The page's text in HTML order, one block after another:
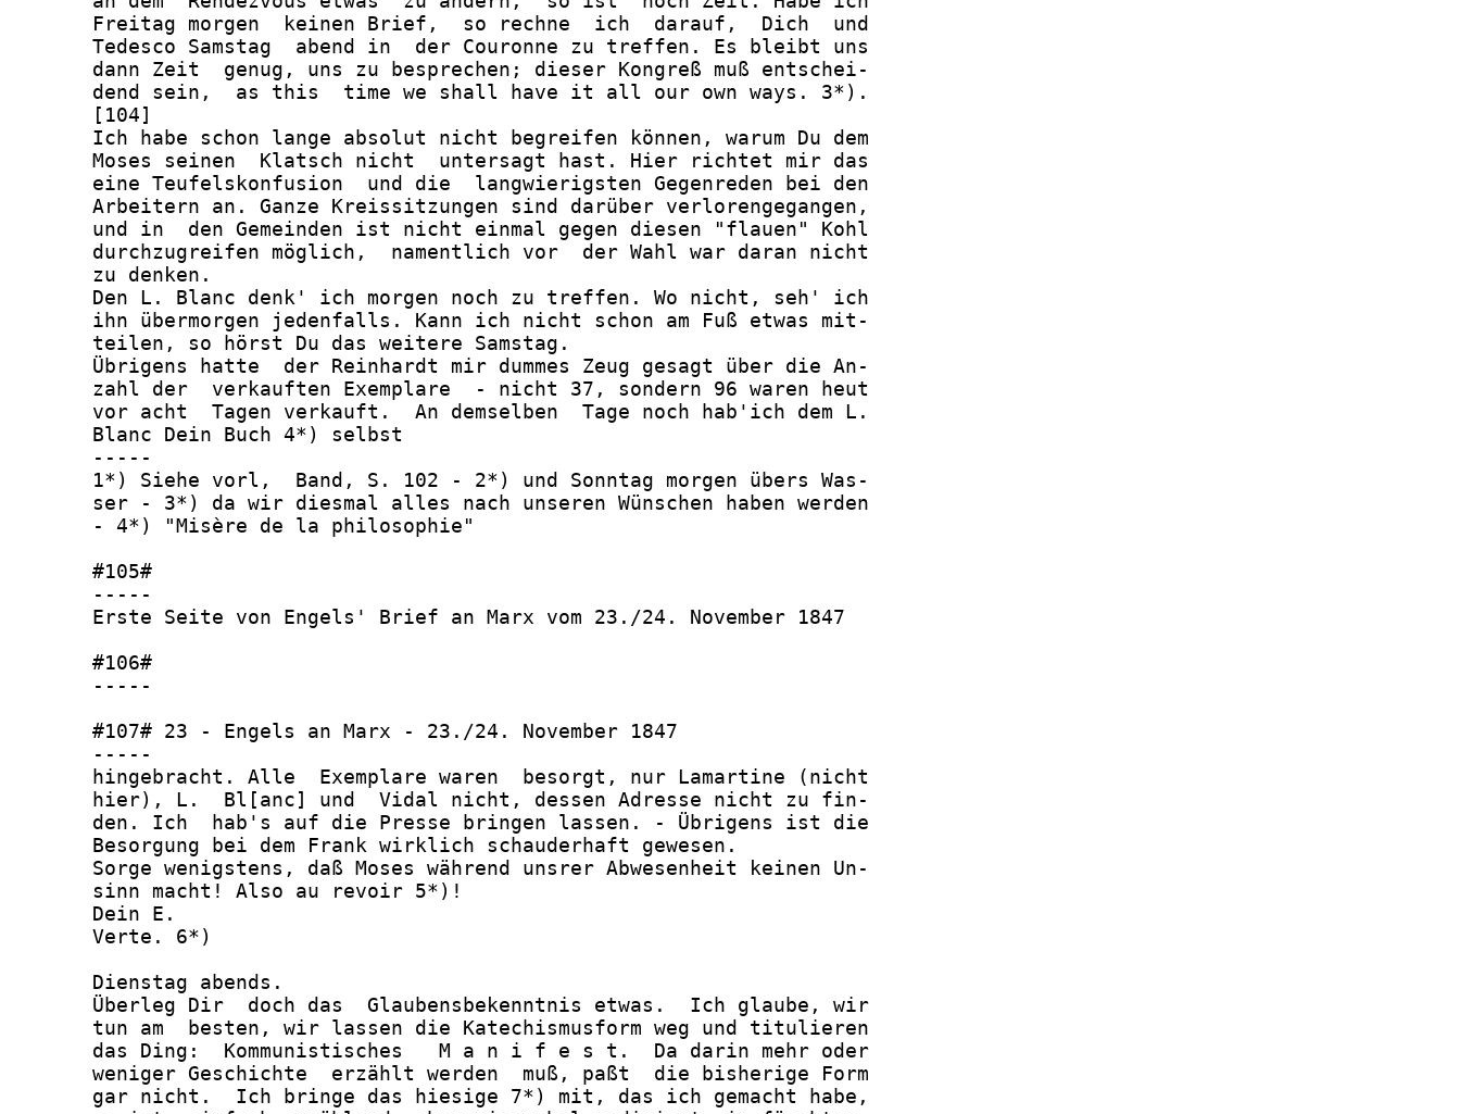
       Freitag morgen  keinen Brief,  so rechne  ich  darauf,  Dich  und
       Tedesco Samstag  abend in  der Couronne zu treffen. Es bleibt uns
       dann Zeit  genug, uns zu besprechen; dieser Kongreß muß entschei-
       dend sein,  as this  time we shall have it all our own ways. 3*).
       [104]
       Ich habe schon lange absolut nicht begreifen können, warum Du dem
       Moses seinen  Klatsch nicht  untersagt hast. Hier richtet mir das
       eine Teufelskonfusion  und die  langwierigsten Gegenreden bei den
       Arbeitern an. Ganze Kreissitzungen sind darüber verlorengegangen,
       und in  den Gemeinden ist nicht einmal gegen diesen "flauen" Kohl
       durchzugreifen möglich,  namentlich vor  der Wahl war daran nicht
       zu denken.
       Den L. Blanc denk' ich morgen noch zu treffen. Wo nicht, seh' ich
       ihn übermorgen jedenfalls. Kann ich nicht schon am Fuß etwas mit-
       teilen, so hörst Du das weitere Samstag.
       Übrigens hatte  der Reinhardt mir dummes Zeug gesagt über die An-
       zahl der  verkauften Exemplare  - nicht 37, sondern 96 waren heut
       vor acht  Tagen verkauft.  An demselben  Tage noch hab'ich dem L.
       Blanc Dein Buch 4*) selbst
       -----
       1*) Siehe vorl,  Band, S. 102 - 2*) und Sonntag morgen übers Was-
       ser - 3*) da wir diesmal alles nach unseren Wünschen haben werden
       - 4*) "Misère de la philosophie"
       #105#
       -----
       Erste Seite von Engels' Brief an Marx vom 23./24. November 1847
       #106#
       -----
       #107# 23 - Engels an Marx - 23./24. November 1847
       -----
       hingebracht. Alle  Exemplare waren  besorgt, nur Lamartine (nicht
       hier), L.  Bl[anc] und  Vidal nicht, dessen Adresse nicht zu fin-
       den. Ich  hab's auf die Presse bringen lassen. - Übrigens ist die
       Besorgung bei dem Frank wirklich schauderhaft gewesen.
       Sorge wenigstens, daß Moses während unsrer Abwesenheit keinen Un-
       sinn macht! Also au revoir 5*)!
       Dein E.
       Verte. 6*)
       Dienstag abends.
       Überleg Dir  doch das  Glaubensbekenntnis etwas.  Ich glaube, wir
       tun am  besten, wir lassen die Katechismusform weg und titulieren
       das Ding:  Kommunistisches   M a n i f e s t.  Da darin mehr oder
       weniger Geschichte  erzählt werden  muß, paßt  die bisherige Form
       gar nicht.  Ich bringe das hiesige 7*) mit, das ich gemacht habe,